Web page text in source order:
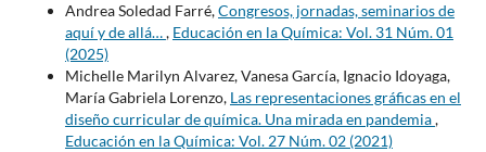
Andrea Soledad Farré,Congresos, jornadas, seminarios de
aquí y de allá…, Educación en la Química: Vol. 31 Núm. 01
(2025)
Michelle Marilyn Alvarez, Vanesa García, Ignacio Idoyaga,
María Gabriela Lorenzo, Las representaciones gráficas en el
diseño curricular de química. Una mirada en pandemia,
Educación en la Química: Vol. 27 Núm. 02 (2021)